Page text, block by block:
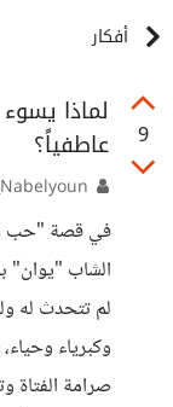
أفكار
9
لماذا
عاطفياً؟
في قصة "حب
الشاب "يوان"
لم تتحدث له
وكبرياء
صرامة الفتاة